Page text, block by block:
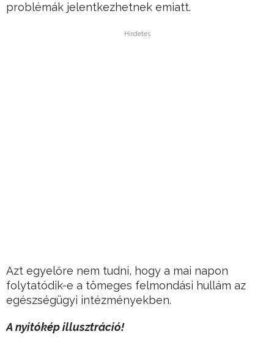
problémák jelentkezhetnek emiatt.
Hirdetés
Azt egyelőre nem tudni, hogy a mai napon
folytatódik-e a tömeges felmondási hullám az
egészségügyi intézményekben.
A nyitókép illusztráció!